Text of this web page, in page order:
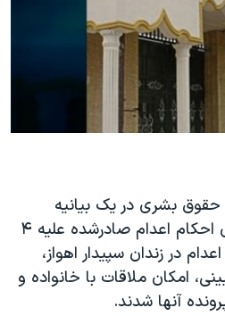
۲۰۲۴
گروه حقوق بشری در یک بیانیه
مشترک خواستار لغو فوری احکام اعدام صادرشده علیه ۴
در زندان سپیدار اهواز،
امکان ملاقات با خانواده و
آنها شدند.